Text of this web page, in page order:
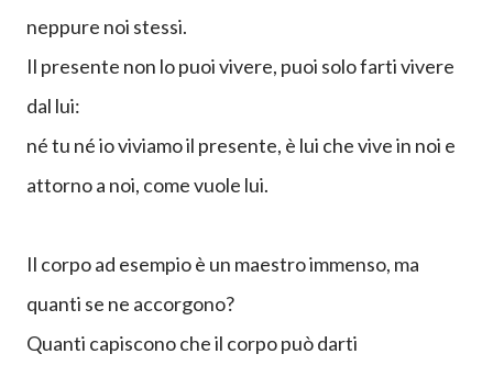
inutile preoccuparsene
Detto altrimenti:
Non possiamo controllare niente e nessuno,
neppure noi stessi.
dal lui:
né tu né io viviamo il presente, è lui che vive in noi e
attorno a noi, come vuole lui.